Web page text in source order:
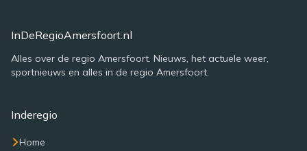
InDeRegioAmersfoort.nl
Alles over de regio Amersfoort. Nieuws, het actuele weer,
sportnieuws en alles in de regio Amersfoort.
Inderegio
Home